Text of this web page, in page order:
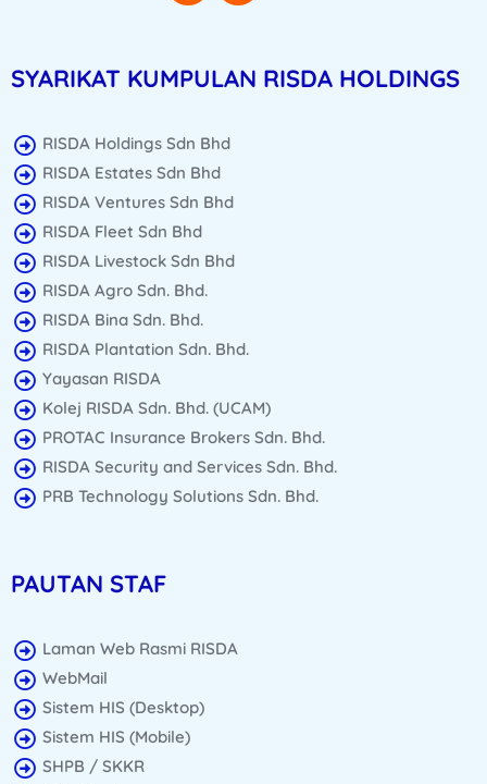
SYARIKAT KUMPULAN RISDA HOLDINGS
RISDA Holdings Sdn Bhd
RISDA Estates Sdn Bhd
RISDA Ventures Sdn Bhd
RISDA Fleet Sdn Bhd
RISDA Livestock Sdn Bhd
RISDA Agro Sdn. Bhd.
RISDA Bina Sdn. Bhd.
RISDA Plantation Sdn. Bhd.
Yayasan RISDA
Kolej RISDA Sdn. Bhd. (UCAM)
PROTAC Insurance Brokers Sdn. Bhd.
RISDA Security and Services Sdn. Bhd.
PRB Technology Solutions Sdn. Bhd.
PAUTAN STAF
Laman Web Rasmi RISDA
WebMail
Sistem HIS (Desktop)
Sistem HIS (Mobile)
SHPB / SKKR